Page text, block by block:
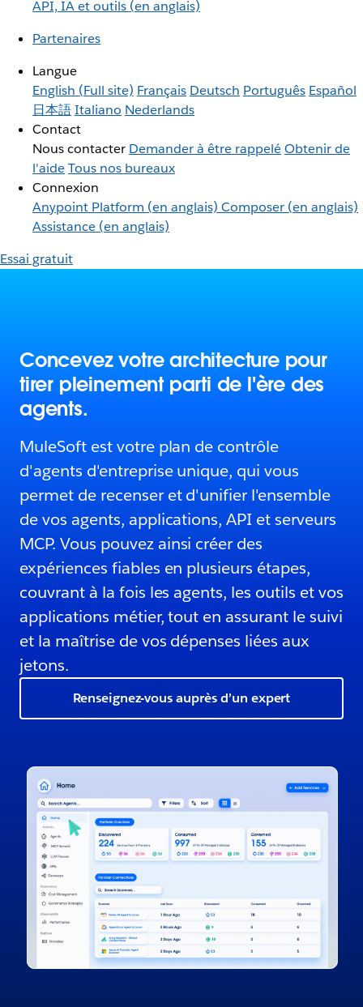
API, IA et outils (en anglais)
Partenaires
Langue
English (Full site) Français Deutsch Português Español
日本語Italiano Nederlands
Contact
Nous contacter Demander à être rappeléObtenir de
l'aideTous nos bureaux
Connexion
Anypoint Platform (en anglais) Composer (en anglais)
Assistance (en anglais)
Essai gratuit
Concevez votre architecture pour
tirer pleinement parti de l'ère des
agents.
MuleSoft est votre plan de contrôle
d'agents d'entreprise unique, qui vous
permet de recenser et d'unifier l'ensemble
de vos agents, applications, API et serveurs
MCP. Vous pouvez ainsi créer des
expériences fiables en plusieurs étapes,
couvrant à la fois les agents, les outils et vos
applications métier, tout en assurant le suivi
et la maîtrise de vos dépenses liées aux
jetons.
Renseignez-vous auprès d’un expert